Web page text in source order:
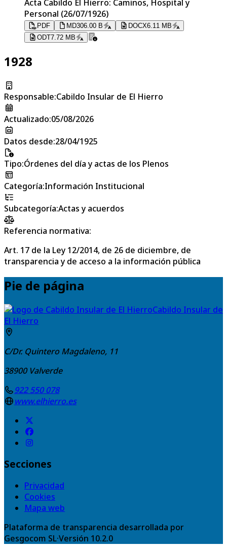
Acta Cabildo El Hierro: Caminos, Hospital y
Personal (26/07/1926)
PDF MD306.00 B DOCX6.11 MB
ODT7.72 MB
1928
Responsable:Cabildo Insular de El Hierro
Actualizado:05/08/2026
Datos desde:28/04/1925
Tipo:Órdenes del día y actas de los Plenos
Categoría:Información Institucional
Subcategoría:Actas y acuerdos
Referencia normativa:
Art. 17 de la Ley 12/2014, de 26 de diciembre, de
transparencia y de acceso a la información pública
Pie de página
Cabildo Insular de
El Hierro
C/Dr. Quintero Magdaleno, 11
38900 Valverde
922 550 078
www.elhierro.es
Secciones
Privacidad
Cookies
Mapa web
Plataforma de transparencia desarrollada por
Gesgocom SL·Versión 10.2.0